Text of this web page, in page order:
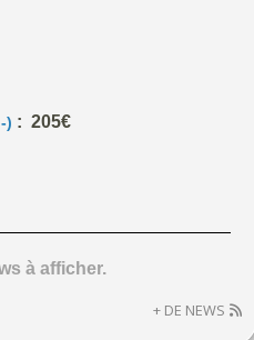
) : 205€
à afficher.
+ DE NEWS